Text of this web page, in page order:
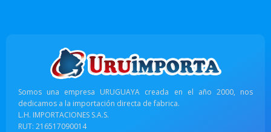
Somos una empresa URUGUAYA creada en el año 2000, nos
dedicamos a la importación directa de fabrica.
L.H. IMPORTACIONES S.A.S.
RUT: 216517090014